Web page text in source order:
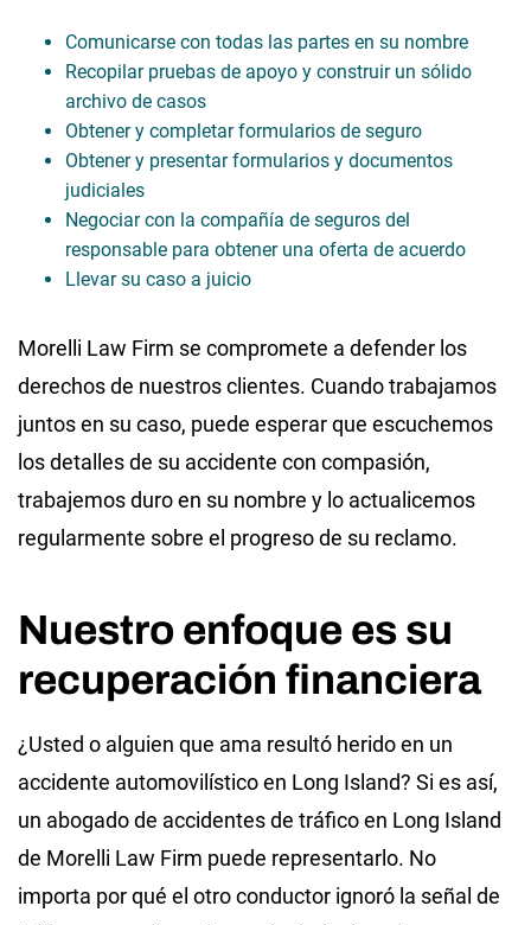
Comunicarse con todas las partes en su nombre
Recopilar pruebas de apoyo y construir un sólido
archivo de casos
Obtener y completar formularios de seguro
Obtener y presentar formularios y documentos
judiciales
Negociar con la compañía de seguros del
responsable para obtener una oferta de acuerdo
Llevar su caso a juicio
Morelli Law Firm se compromete a defender los
derechos de nuestros clientes. Cuando trabajamos
juntos en su caso, puede esperar que escuchemos
los detalles de su accidente con compasión,
trabajemos duro en su nombre y lo actualicemos
regularmente sobre el progreso de su reclamo.
Nuestro enfoque es su
recuperación financiera
¿Usted o alguien que ama resultó herido en un
accidente automovilístico en Long Island? Si es así,
un abogado de accidentes de tráfico en Long Island
de Morelli Law Firm puede representarlo. No
importa por qué el otro conductor ignoró la señal de